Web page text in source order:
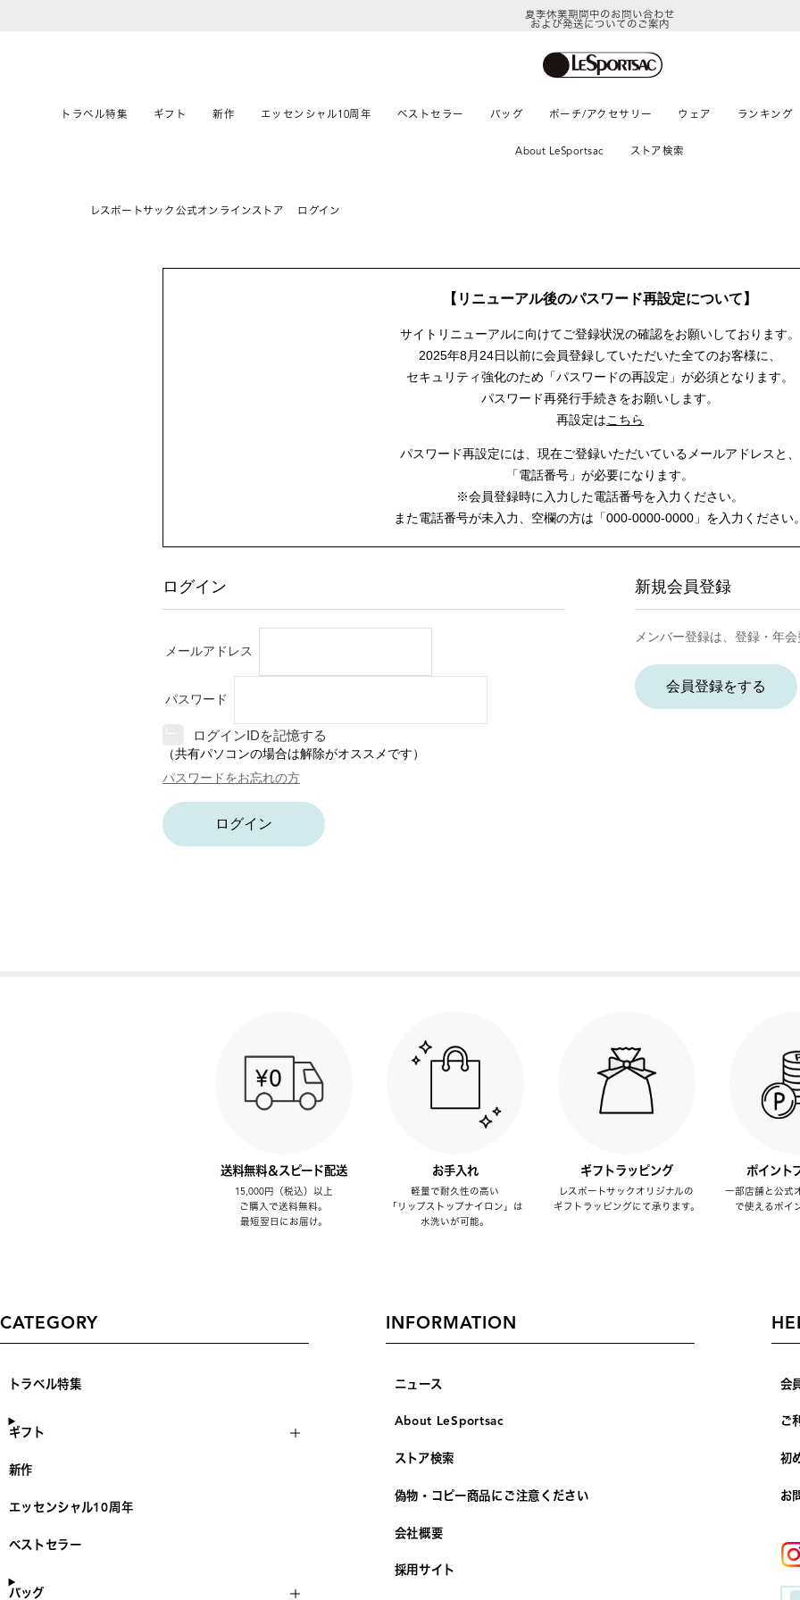
夏季休業期間中のお問い合わせ
および発送についてのご案内
トラベル特集 ギフト 新作 エッセンシャル10周年 ベストセラー バッグ ポーチ/アクセサリー ウェア ランキング
About LeSportsac ストア検索
レスポートサック公式オンラインストア ログイン
【リニューアル後のパスワード再設定について】
サイトリニューアルに向けてご登録状況の確認をお願いしております。
2025年8月24日以前に会員登録していただいた全てのお客様に、
セキュリティ強化のため「パスワードの再設定」が必須となります。
パスワード再発行手続きをお願いします。
再設定はこちら
パスワード再設定には、 現在ご登録いただいているメールアドレスと、
「電話番号」が必要になります。
※会員登録時に入力した電話番号を入力ください。
また電話番号が未入力、空欄の方は 「000-0000-0000」を入力ください。
ログイン
メールアドレス
パスワード
ログインIDを記憶する
（共有パソコンの場合は解除がオススメです）
パスワードをお忘れの方
ログイン
新規会員登録
メンバー登録は、登録・年会
会員登録をする
送料無料＆スピード配送
15,000円（税込）以上
ご購入で送料無料。
最短翌日にお届け。
お手入れ
軽量で耐久性の高い
「リップストップナイロン」は
水洗いが可能。
ギフトラッピング
レスポートサックオリジナルの
ギフトラッピングにて承ります。
ポイント
一部店舗と公式
で使えるポイ
CATEGORY
トラベル特集
ギフト
新作
エッセンシャル10周年
ベストセラー
バッグ
INFORMATION
ニュース
About LeSportsac
ストア検索
偽物・コピー商品にご注意ください
会社概要
採用サイト
会
ご
初
お